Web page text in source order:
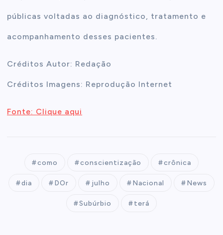
públicas voltadas ao diagnóstico, tratamento e
acompanhamento desses pacientes.
Créditos Autor: Redação
Créditos Imagens: Reprodução Internet
Fonte: Clique aqui
como conscientização crônica
dia DOr julho Nacional News
Subúrbio terá